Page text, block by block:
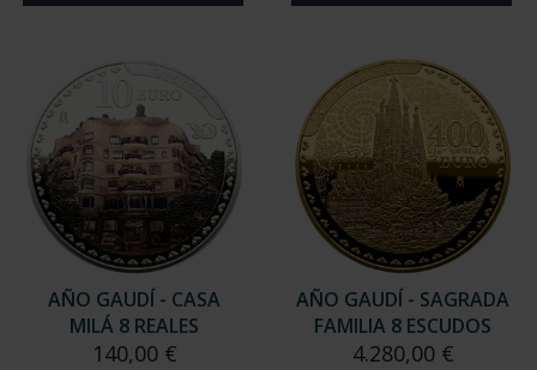
AÑO GAUDÍ - CASA
MILÁ 8 REALES
140,00 €
AÑO GAUDÍ - SAGRADA
FAMILIA 8 ESCUDOS
4.280,00 €